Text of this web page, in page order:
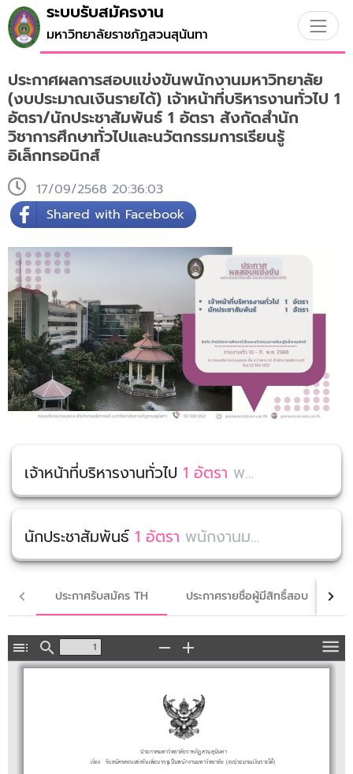
ระบบรับสมัครงาน
มหาวิทยาลัยราชภัฏสวนสุนันทา
ประกาศผลการสอบแข่งขันพนักงานมหาวิทยาลัย
(งบประมาณเงินรายได้) เจ้าหน้าที่บริหารงานทั่วไป 1
อัตรา/นักประชาสัมพันธ์ 1 อัตรา สังกัดสำนัก
วิชาการศึกษาทั่วไปและนวัตกรรมการเรียนรู้
อิเล็กทรอนิกส์
17/09/2568 20:36:03
Shared with Facebook
เจ้าหน้าที่บริหารงานทั่วไป 1 อัตรา พนักงานมหาวิทยาลัย (งบประมาณเงินรายได้) สำนักวิชาการศึกษาทั่วไปและนวัตกรรมการเรียนรู้อิเล็กทรอนิกส์ (GE)
นักประชาสัมพันธ์ 1 อัตรา พนักงานมหาวิทยาลัย (งบประมาณเงินรายได้) สำนักวิชาการศึกษาทั่วไปและนวัตกรรมการเรียนรู้อิเล็กทรอนิกส์ (GE)
ประกาศรับสมัคร TH ประกาศรายชื่อผู้มีสิทธิ์สอบ
Toggle
Sidebar
Find Zoom
Out In
ประกาศมหาวิทยาลัยราชภัฏสวนสุนันทา
เอง รับสมัครสอบแขงขันเพื่อบรรจุเปนพนักงานมหาวิทยาลัย (งบประมาณเงินรายได)